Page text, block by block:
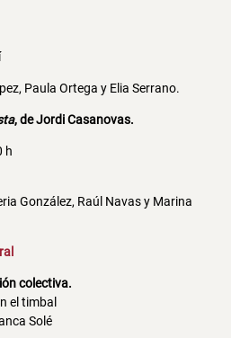
Paula Ortega y Elia Serrano.
, de Jordi Casanovas.
h
González, Raúl Navas y Marina
colectiva.
el timbal
Solé